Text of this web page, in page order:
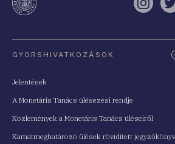
GYORSHIVATKOZÁSOK
Jelentések
A Monetáris Tanács ülésezési rendje
Közlemények a Monetáris Tanács üléseiről
Kamatmeghatározó ülések rövidített